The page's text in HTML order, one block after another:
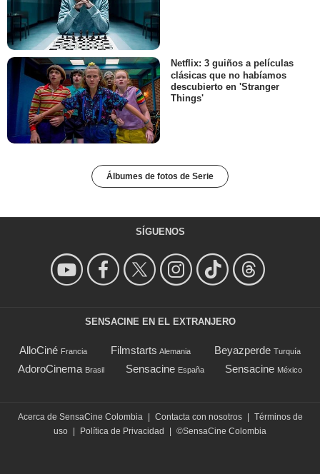
Netflix: 3 guiños a películas
clásicas que no habíamos
descubierto en 'Stranger
Things'
Álbumes de fotos de Serie
SÍGUENOS
SENSACINE EN EL EXTRANJERO
AlloCiné Francia Filmstarts Alemania Beyazperde Turquía
AdoroCinema Brasil Sensacine España Sensacine México
Acerca de SensaCine Colombia | Contacta con nosotros | Términos de
uso | Política de Privacidad | ©SensaCine Colombia